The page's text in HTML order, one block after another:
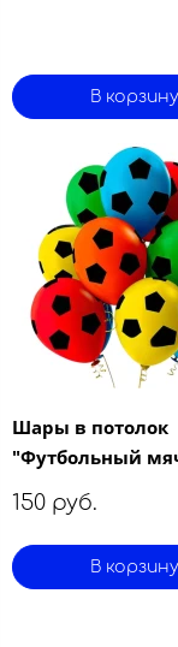
В корзину
Шары в потолок
"Футбольный
150 руб.
В корзину